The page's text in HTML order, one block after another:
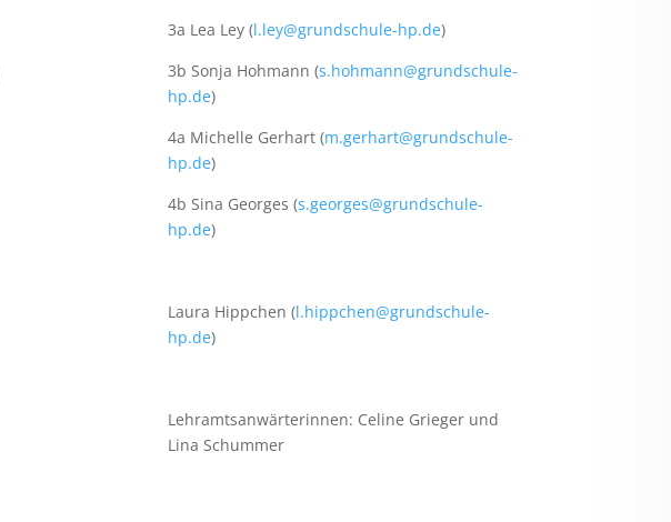
3a Lea Ley (l.ley@grundschule-hp.de)
3b Sonja Hohmann (s.hohmann@grundschule-
hp.de)
4a Michelle Gerhart (m.gerhart@grundschule-
hp.de)
4b Sina Georges (s.georges@grundschule-
hp.de)
Laura Hippchen (l.hippchen@grundschule-
hp.de)
Lehramtsanwärterinnen: Celine Grieger und
Lina Schummer